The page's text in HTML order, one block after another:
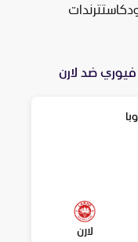
ترندات
فيوري ضد لارن
لارن